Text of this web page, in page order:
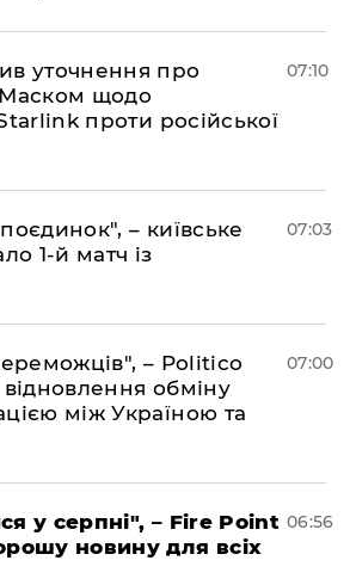
уточнення про
щодо
проти російської
07:10
– київське
1-й матч із
07:03
– Politico
обміну
між Україною та
07:00
у серпні", – Fire Point
новину для всіх
06:56